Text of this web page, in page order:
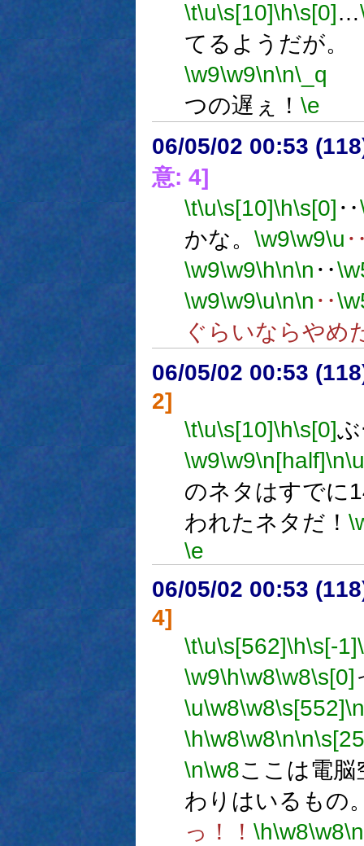
\t\u\s[10]\h\s[0]…
てるようだが。
\w9\w9\n\n\_q
つの遅ぇ！ \e
06/05/02 00:53
意: 4]
\t\u\s[10]\h\s[0] ‥
かな。 \w9\w9\u
\w9\w9\h\n\n ‥
\w9\w9\u\n\n ‥
ぐらいならやめ
06/05/02 00:53
2]
\t\u\s[10]\h\s[0]
\w9\w9\n[half]\n\u
のネタはすでに
われたネタだ！
\e
06/05/02 00:53
4]
\t\u\s[562]\h\s[-1]
\w9\h\w8\w8\s[0]
\u\w8\w8\s[552]\n
\h\w8\w8\n\n
\n\w8ここは電脳
わりはいるもの
っ！！ \h\w8\w8\n